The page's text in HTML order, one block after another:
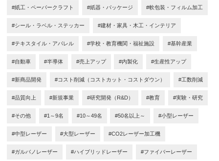
#紙工・ペーパークラフト #紙器・パッケージ #軟包装・フィルム加工
#シール・ラベル・ステッカー #建材・家具・木工・インテリア
#テキスタイル・アパレル #学校・教育機関・福祉施設 #基幹産業
#自動車 #半導体 #売上アップ #内製化 #生産性アップ
#新商品開発 #コスト削減（コストカット・コストダウン） #工数削減
#品質向上 #新規事業 #研究開発（R&D） #教育 #実験・研究
#その他 #1～9名 #10～49名 #50名以上～ #小型レーザー
#中型レーザー #大型レーザー #CO2レーザー加工機
#ガルバノレーザー #ハイブリッドレーザー #ファイバーレーザー